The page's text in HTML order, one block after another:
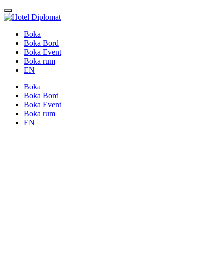
Boka
Boka Bord
Boka Event
Boka rum
EN
Boka
Boka Bord
Boka Event
Boka rum
EN